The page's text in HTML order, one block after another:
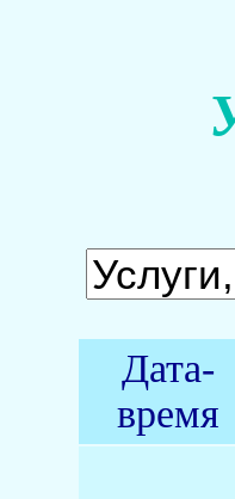
Дата-
время